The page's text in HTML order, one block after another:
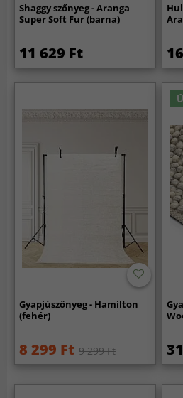
Shaggy szőnyeg - Aranga
Super Soft Fur (barna)
11 629 Ft
Gyapjúszőnyeg - Hamilton
(fehér)
8 299 Ft 9 299 Ft